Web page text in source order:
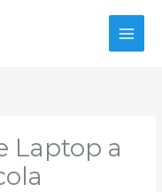
Laptop a